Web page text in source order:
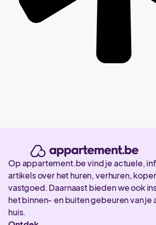
Op appartement.be vind je actuele,
artikels over het huren, verhuren,
vastgoed. Daarnaast bieden we ook
het binnen- en buiten gebeuren van
huis.